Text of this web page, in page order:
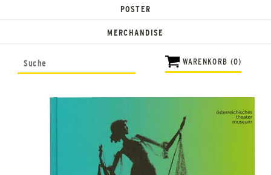
POSTER
MERCHANDISE
WARENKORB (0)